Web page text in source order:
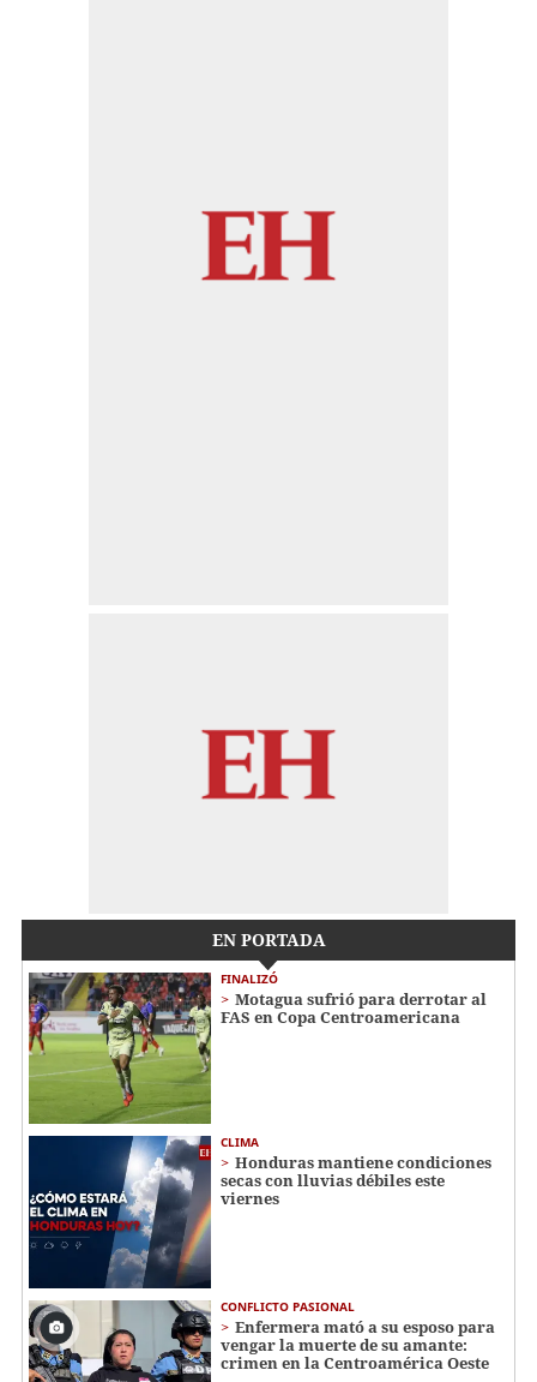
EN PORTADA
FINALIZÓ
Motagua sufrió para derrotar al
FAS en Copa Centroamericana
CLIMA
Honduras mantiene condiciones
secas con lluvias débiles este
viernes
CONFLICTO PASIONAL
Enfermera mató a su esposo para
vengar la muerte de su amante:
crimen en la Centroamérica Oeste